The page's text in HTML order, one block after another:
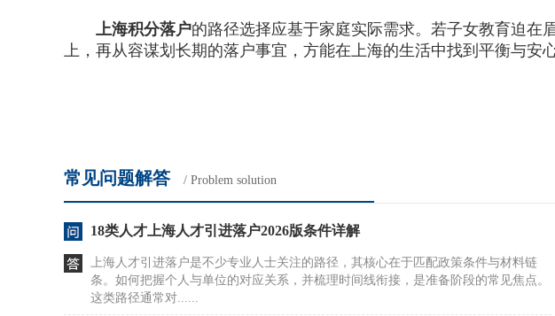
上海积分落户的路径选择应基于家庭实际需求。若子女教育迫在
上，再从容谋划长期的落户事宜，方能在上海的生活中找到平衡与安心
常见问题解答 / Problem solution
18类人才上海人才引进落户2026版条件详解
上海人才引进落户是不少专业人士关注的路径，其核心在于匹配政策条件与材料链
条。如何把握个人与单位的对应关系，并梳理时间线衔接，是准备阶段的常见焦点。
这类路径通常对......